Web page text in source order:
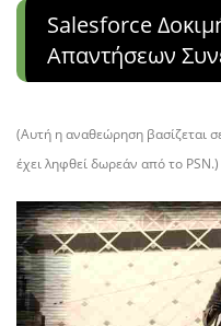
Salesforce
Απαντήσεων
(Αυτή η αναθεώρηση βασίζεται
έχει ληφθεί δωρεάν από το PSN.)